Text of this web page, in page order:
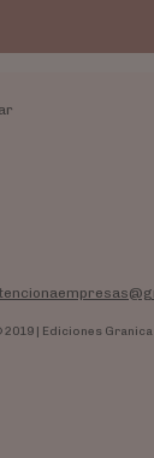
2019 | Ediciones Granica